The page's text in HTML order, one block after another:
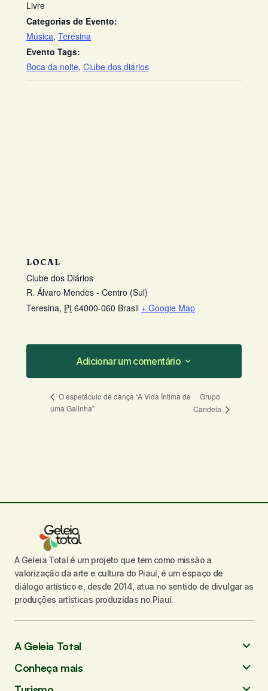
Livre
Categorias de Evento:
Música, Teresina
Evento Tags:
Boca da noite, Clube dos diários
LOCAL
Clube dos Diários
R. Álvaro Mendes - Centro (Sul)
Teresina, PI 64000-060 Brasil + Google Map
Adicionar um comentário
Adicionar um comentário
Seu nome*
Seu e-mail*
Enviar comentário
O espetáculo de dança “A Vida Íntima de
uma Galinha”
Grupo
Candeia
A Geleia Total é um projeto que tem como missão a
valorização da arte e cultura do Piauí, é um espaço de
diálogo artístico e, desde 2014, atua no sentido de divulgar as
produções artísticas produzidas no Piauí.
A Geleia Total
Conheça mais